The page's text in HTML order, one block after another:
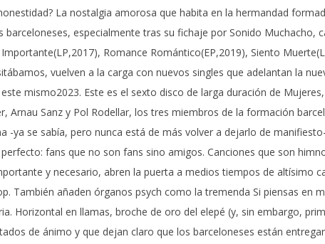
La nostalgia amorosa que habita en la hermandad
especialmente tras su fichaje por Sonido Muchacho,
Romance Romántico(EP,2019), Siento
vuelven a la carga con nuevos singles que adelantan la
mismo2023. Este es el sexto disco de larga duración de
Arnau Sanz y Pol Rodellar, los tres miembros de la formación
-ya se sabía, pero nunca está de más volver a dejarlo de
fans que no son fans sino amigos. Canciones que son
y necesario, abren la puerta a medios tiempos de altísimo
También añaden órganos psych como la tremenda Si piensas en
Horizontal en llamas, broche de oro del elepé (y, sin embargo,
de ánimo y que dejan claro que los barceloneses están